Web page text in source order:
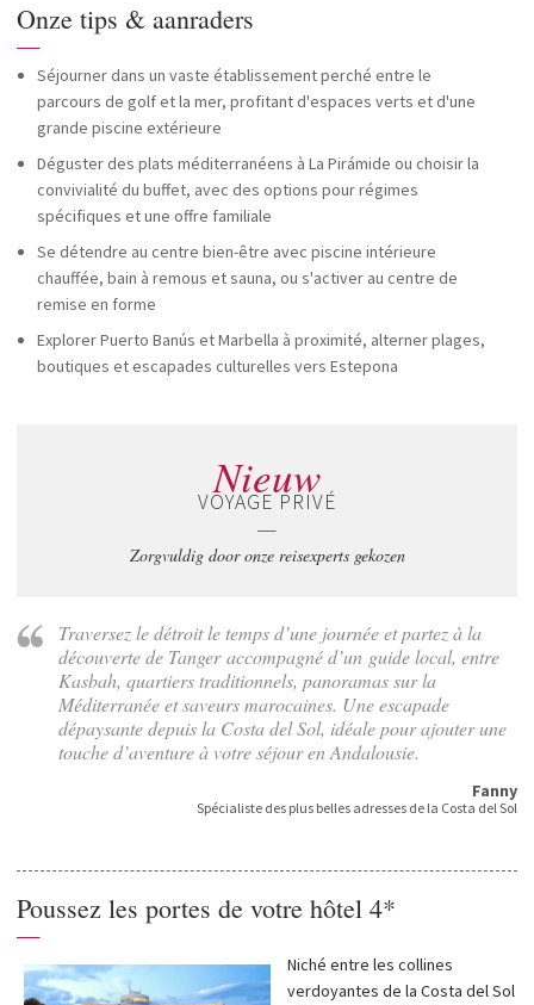
Onze tips & aanraders
—
Séjourner dans un vaste établissement perché entre le
parcours de golf et la mer, profitant d'espaces verts et d'une
grande piscine extérieure
Déguster des plats méditerranéens à La Pirámide ou choisir la
convivialité du buffet, avec des options pour régimes
spécifiques et une offre familiale
Se détendre au centre bien-être avec piscine intérieure
chauffée, bain à remous et sauna, ou s'activer au centre de
remise en forme
Explorer Puerto Banús et Marbella à proximité, alterner plages,
boutiques et escapades culturelles vers Estepona
Nieuw
VOYAGE PRIVÉ
—
Zorgvuldig door onze reisexperts gekozen
Traversez le détroit le temps d’une journée et partez à la
découverte de Tanger accompagné d’un guide local, entre
Kasbah, quartiers traditionnels, panoramas sur la
Méditerranée et saveurs marocaines. Une escapade
dépaysante depuis la Costa del Sol, idéale pour ajouter une
touche d’aventure à votre séjour en Andalousie.
Fanny
Spécialiste des plus belles adresses de la Costa del Sol
Poussez les portes de votre hôtel 4*
—
Niché entre les collines
verdoyantes de la Costa del Sol